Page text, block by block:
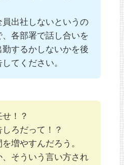
員出社しないというの
、各部署で話し合いを
勤するかしないかを後
てください。
！？
しろだって！？
増やすんだろう。
、そういう言い方され